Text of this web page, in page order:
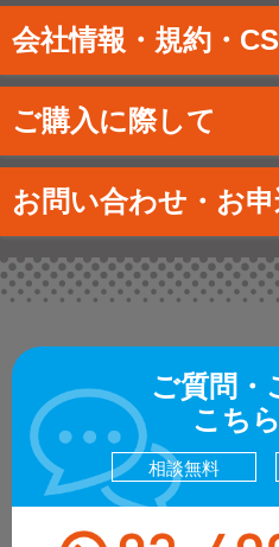
会社情報・規約・
ご購入に際して
お問い合わせ・お
ご質問・
こち
相談無料